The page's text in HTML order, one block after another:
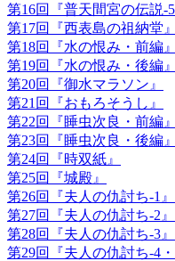
第16回『普天間宮の伝説-5
第17回『西表島の祖納堂』
第18回『水の恨み・前編』
第19回『水の恨み・後編』
第20回『御水マラソン』
第21回『おもろそうし』
第22回『睡虫次良・前編』
第23回『睡虫次良・後編』
第24回『時双紙』
第25回『城殿』
第26回『夫人の仇討ち-1』
第27回『夫人の仇討ち-2』
第28回『夫人の仇討ち-3』
第29回『夫人の仇討ち-4・